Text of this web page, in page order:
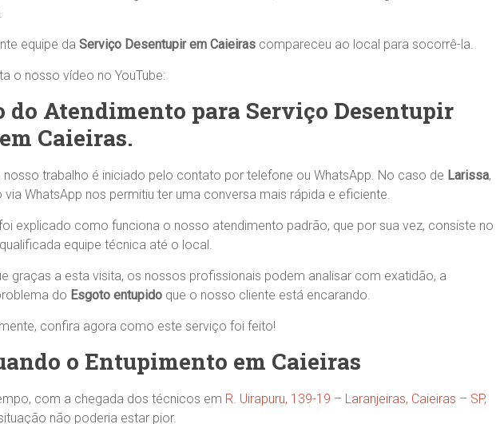
equipe da Serviço Desentupir em Caieiras compareceu ao local para socorrê-la.
o nosso vídeo no YouTube:
do Atendimento para Serviço Desentupir
Caieiras.
nosso trabalho é iniciado pelo contato por telefone ou WhatsApp. No caso de Larissa,
via WhatsApp nos permitiu ter uma conversa mais rápida e eficiente.
explicado como funciona o nosso atendimento padrão, que por sua vez, consiste no
equipe técnica até o local.
graças a esta visita, os nossos profissionais podem analisar com exatidão, a
do Esgoto entupido que o nosso cliente está encarando.
confira agora como este serviço foi feito!
o Entupimento em Caieiras
com a chegada dos técnicos em R. Uirapuru, 139-19 – Laranjeiras, Caieiras – SP,
não poderia estar pior.